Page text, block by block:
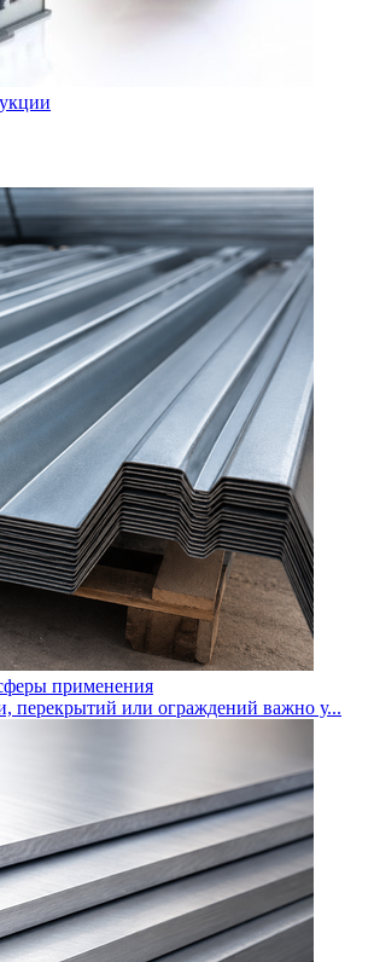
применения
перекрытий или ограждений важно у...